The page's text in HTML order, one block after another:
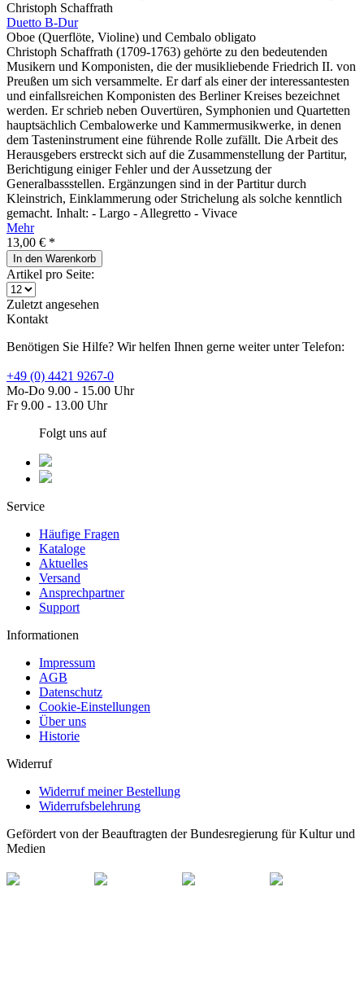
Christoph Schaffrath
Duetto B-Dur
Oboe (Querflöte, Violine) und Cembalo obligato
Christoph Schaffrath (1709-1763) gehörte zu den bedeutenden
Musikern und Komponisten, die der musikliebende Friedrich II. von
Preußen um sich versammelte. Er darf als einer der interessantesten
und einfallsreichen Komponisten des Berliner Kreises bezeichnet
werden. Er schrieb neben Ouvertüren, Symphonien und Quartetten
hauptsächlich Cembalowerke und Kammermusikwerke, in denen
dem Tasteninstrument eine führende Rolle zufällt. Die Arbeit des
Herausgebers erstreckt sich auf die Zusammenstellung der Partitur,
Berichtigung einiger Fehler und der Aussetzung der
Generalbassstellen. Ergänzungen sind in der Partitur durch
Kleinstrich, Einklammerung oder Strichelung als solche kenntlich
gemacht. Inhalt: - Largo - Allegretto - Vivace
Mehr
13,00 € *
In den Warenkorb
Artikel pro Seite:
Zuletzt angesehen
Kontakt
Benötigen Sie Hilfe? Wir helfen Ihnen gerne weiter unter Telefon:
+49 (0) 4421 9267-0
Mo-Do 9.00 - 15.00 Uhr
Fr 9.00 - 13.00 Uhr
Folgt uns auf
Service
Häufige Fragen
Kataloge
Aktuelles
Versand
Ansprechpartner
Support
Informationen
Impressum
AGB
Datenschutz
Cookie-Einstellungen
Über uns
Historie
Widerruf
Widerruf meiner Bestellung
Widerrufsbelehrung
Gefördert von der Beauftragten der Bundesregierung für Kultur und
Medien